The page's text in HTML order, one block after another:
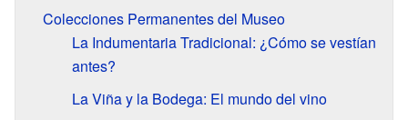
Colecciones Permanentes del Museo
La Indumentaria Tradicional: ¿Cómo se vestían
antes?
La Viña y la Bodega: El mundo del vino